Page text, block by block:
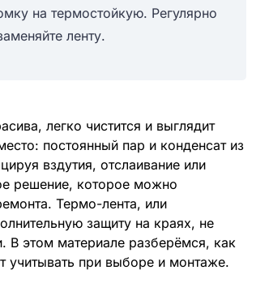
на термостойкую. Регулярно
ленту.
легко чистится и выглядит
постоянный пар и конденсат из
вздутия, отслаивание или
решение, которое можно
Термо-лента, или
защиту на краях, не
В этом материале разберёмся, как
учитывать при выборе и монтаже.